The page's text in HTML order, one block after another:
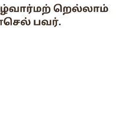
போட்டித் தேர்வுகள்